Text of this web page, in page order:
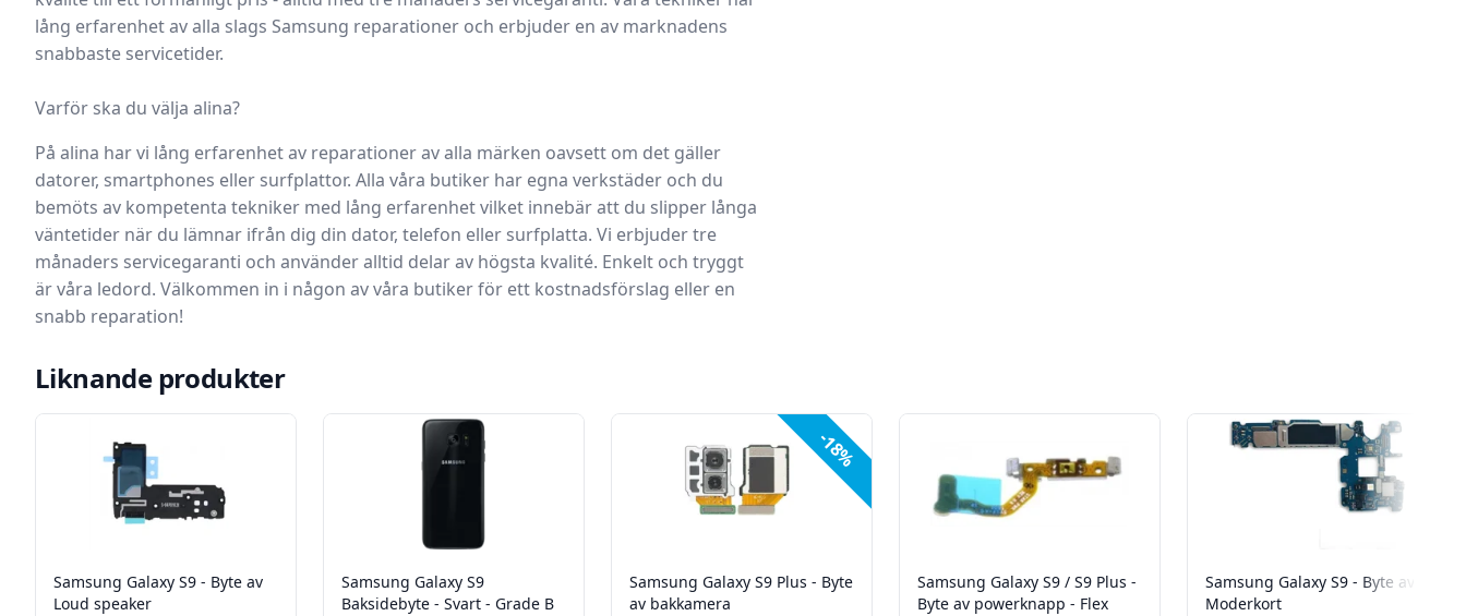
lång erfarenhet av alla slags Samsung reparationer och erbjuder en av marknadens
snabbaste servicetider.
Varför ska du välja alina?
På alina har vi lång erfarenhet av reparationer av alla märken oavsett om det gäller
datorer, smartphones eller surfplattor. Alla våra butiker har egna verkstäder och du
bemöts av kompetenta tekniker med lång erfarenhet vilket innebär att du slipper långa
väntetider när du lämnar ifrån dig din dator, telefon eller surfplatta. Vi erbjuder tre
månaders servicegaranti och använder alltid delar av högsta kvalité. Enkelt och tryggt
är våra ledord. Välkommen in i någon av våra butiker för ett kostnadsförslag eller en
snabb reparation!
Liknande produkter
Samsung Galaxy S9 - Byte av
Loud speaker
Samsung Galaxy S9
Baksidebyte - Svart - Grade B
-18%
Samsung Galaxy S9 Plus - Byte
av bakkamera
Samsung Galaxy S9 / S9 Plus -
Byte av powerknapp - Flex
Samsung Galaxy S9 - Byte av
Moderkort